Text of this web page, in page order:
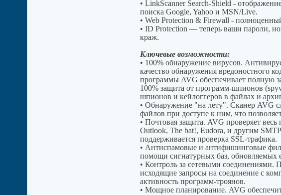
• LinkScanner Search-Shield -
поиска Google, Yahoo и MSN/Live.
• Web Protection & Firewall -
• ID Protection — теперь ваши пароли,
краж.
Ключевые возможности:
• 100% обнаружение вирусов.
качество обнаружения вредоностного
программы AVG обеспечивает полную
100% защита от программ-шпионов
шпионов и кейлоггеров в файлах и
• Обнаружение "на лету". Сканер AVG
файлов при доступе к ним, что
• Почтовая защита. AVG проверяет
Outlook, The bat!, Eudora, и другим
поддерживается проверка SSL-трафика.
• Антиспамовые и антифишинговые
помощи сигнатурных баз, обновляемых
• Контроль за сетевыми соединениями.
исходящие запросы на соединение с
активность программ-троянов.
• Мощное планирование. AVG